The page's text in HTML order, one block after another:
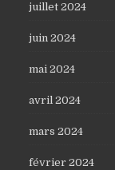
juillet 2024
juin 2024
mai 2024
avril 2024
mars 2024
février 2024